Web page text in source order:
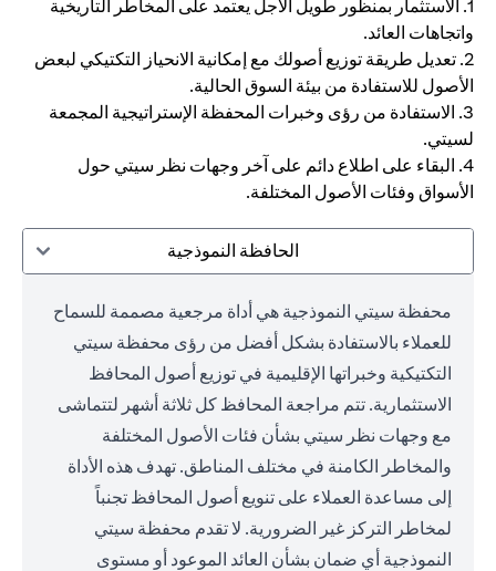
1. الاستثمار بمنظور طويل الأجل يعتمد على المخاطر التاريخية
واتجاهات العائد.
2. تعديل طريقة توزيع أصولك مع إمكانية الانحياز التكتيكي لبعض
الأصول للاستفادة من بيئة السوق الحالية.
3. الاستفادة من رؤى وخبرات المحفظة الإستراتيجية المجمعة
لسيتي.
4. البقاء على اطلاع دائم على آخر وجهات نظر سيتي حول
الأسواق وفئات الأصول المختلفة.
الحافظة النموذجية
محفظة سيتي النموذجية هي أداة مرجعية مصممة للسماح
للعملاء بالاستفادة بشكل أفضل من رؤى محفظة سيتي
التكتيكية وخبراتها الإقليمية في توزيع أصول المحافظ
الاستثمارية. تتم مراجعة المحافظ كل ثلاثة أشهر لتتماشى
مع وجهات نظر سيتي بشأن فئات الأصول المختلفة
والمخاطر الكامنة في مختلف المناطق. تهدف هذه الأداة
إلى مساعدة العملاء على تنويع أصول المحافظ تجنباً
لمخاطر التركز غير الضرورية. لا تقدم محفظة سيتي
النموذجية أي ضمان بشأن العائد الموعود أو مستوى